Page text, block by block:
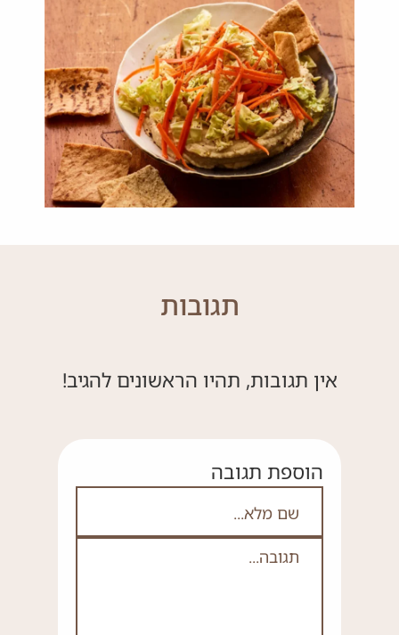
תגובות
אין תגובות, תהיו הראשונים להגיב!
אם אתה לא רובוט אל תמלא את השדה
הוספת תגובה
שם מלא
תגובה*